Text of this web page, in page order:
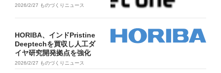
2026/2/27 ものづくりニュース
HORIBA、インドPristine
Deeptechを買収し人工ダ
イヤ研究開発拠点を強化
2026/2/27 ものづくりニュース